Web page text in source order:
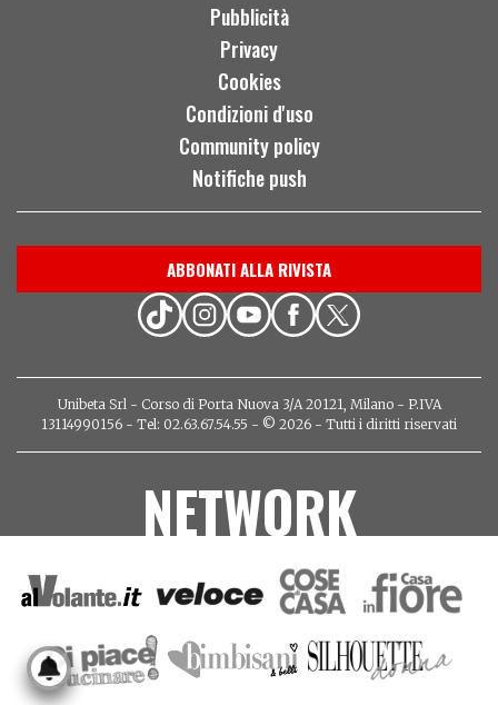
Pubblicità
Privacy
Cookies
Condizioni d'uso
Community policy
Notifiche push
ABBONATI ALLA RIVISTA
Unibeta Srl - Corso di Porta Nuova 3/A 20121, Milano - P.IVA
13114990156 - Tel: 02.63.67.54.55 - © 2026 - Tutti i diritti riservati
NETWORK